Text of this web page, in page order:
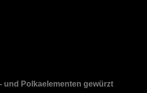
und Polkaelementen gewürzt